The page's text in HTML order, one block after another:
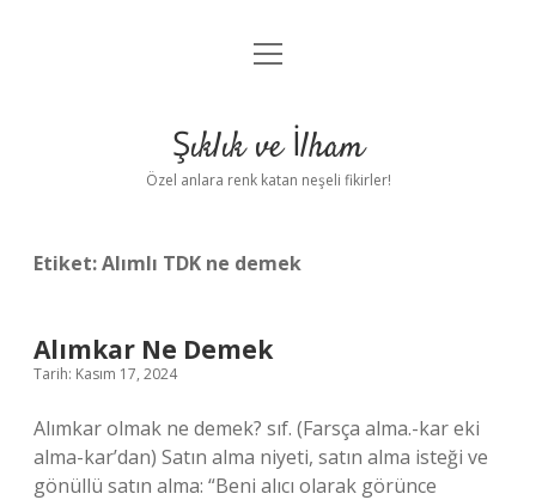
Anasayfa
Yasal Uyarı
menüyü
Şıklık ve İlham
Özel anlara renk katan neşeli fikirler!
Etiket:Alımlı TDK ne demek
Alımkar Ne Demek
Tarih: Kasım 17, 2024
Alımkar olmak ne demek? sıf. (Farsça alma.-kar eki
alma-kar’dan) Satın alma niyeti, satın alma isteği ve
gönüllü satın alma: “Beni alıcı olarak görünce